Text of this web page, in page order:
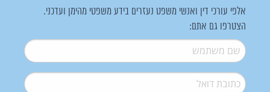
אלפי עורכי דין ואנשי משפט נעזרים בידע משפטי מהימן ועדכני.
הצטרפו גם אתם:
שם משתמש*
דואל*